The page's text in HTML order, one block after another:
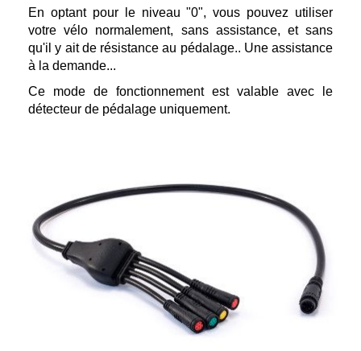
En optant pour le niveau "0", vous pouvez utiliser
votre vélo normalement, sans assistance, et sans
qu'il y ait de résistance au pédalage.. Une assistance
à la demande...
Ce mode de fonctionnement est valable avec le
détecteur de pédalage uniquement.